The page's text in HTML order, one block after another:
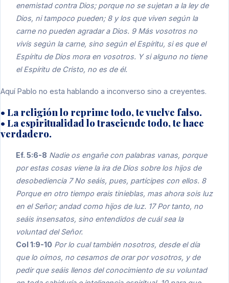
enemistad contra Dios; porque no se sujetan a la ley de
Dios, ni tampoco pueden; 8 y los que viven según la
carne no pueden agradar a Dios. 9 Más vosotros no
vivís según la carne, sino según el Espíritu, si es que el
Espíritu de Dios mora en vosotros. Y si alguno no tiene
el Espíritu de Cristo, no es de él.
Aquí Pablo no esta hablando a inconverso sino a creyentes.
• La religión lo reprime todo, te vuelve falso.
• La espiritualidad lo trasciende todo, te hace
verdadero.
Ef. 5:6-8 Nadie os engañe con palabras vanas, porque
por estas cosas viene la ira de Dios sobre los hijos de
desobediencia 7 No seáis, pues, partícipes con ellos. 8
Porque en otro tiempo erais tinieblas, mas ahora sois luz
en el Señor; andad como hijos de luz. 17 Por tanto, no
seáis insensatos, sino entendidos de cuál sea la
voluntad del Señor.
Col 1:9-10 Por lo cual también nosotros, desde el día
que lo oímos, no cesamos de orar por vosotros, y de
pedir que seáis llenos del conocimiento de su voluntad